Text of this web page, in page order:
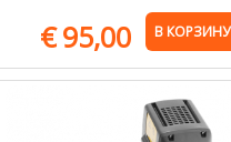
€95,00 В КОРЗИНУ